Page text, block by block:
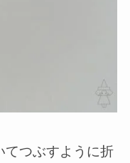
てつぶすように折